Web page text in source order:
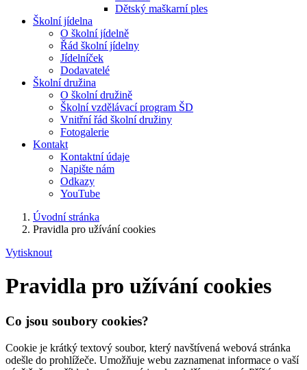
Dětský maškarní ples
Školní jídelna
O školní jídelně
Řád školní jídelny
Jídelníček
Dodavatelé
Školní družina
O školní družině
Školní vzdělávací program ŠD
Vnitřní řád školní družiny
Fotogalerie
Kontakt
Kontaktní údaje
Napište nám
Odkazy
YouTube
Úvodní stránka
Pravidla pro užívání cookies
Vytisknout
Pravidla pro užívání cookies
Co jsou soubory cookies?
Cookie je krátký textový soubor, který navštívená webová stránka
odešle do prohlížeče. Umožňuje webu zaznamenat informace o vaší